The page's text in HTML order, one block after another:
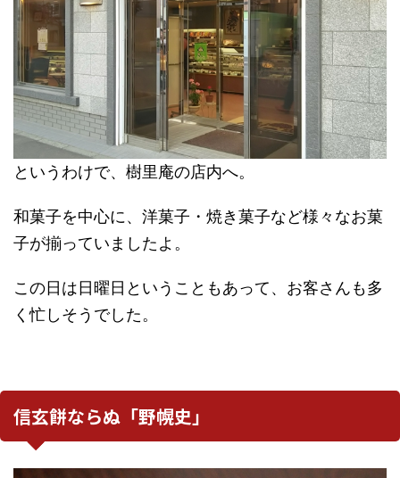
というわけで、樹里庵の店内へ。
和菓子を中心に、洋菓子・焼き菓子など様々なお菓
子が揃っていましたよ。
この日は日曜日ということもあって、お客さんも多
く忙しそうでした。
信玄餅ならぬ「野幌史」